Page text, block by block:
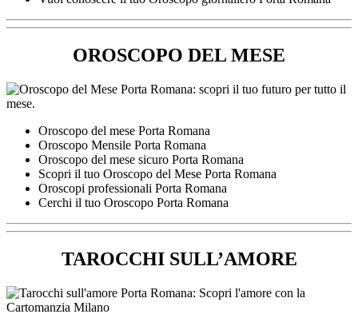
OROSCOPO DEL MESE
Oroscopo del mese Porta Romana
Oroscopo Mensile Porta Romana
Oroscopo del mese sicuro Porta Romana
Scopri il tuo Oroscopo del Mese Porta Romana
Oroscopi professionali Porta Romana
Cerchi il tuo Oroscopo Porta Romana
TAROCCHI SULL’AMORE